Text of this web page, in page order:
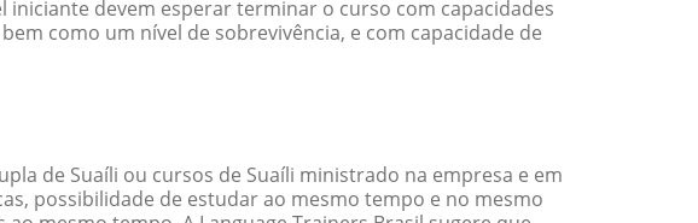
devem esperar terminar o curso com capacidades
como um nível de sobrevivência, e com capacidade de
de Suaíli ou cursos de Suaíli ministrado na empresa e em
possibilidade de estudar ao mesmo tempo e no mesmo